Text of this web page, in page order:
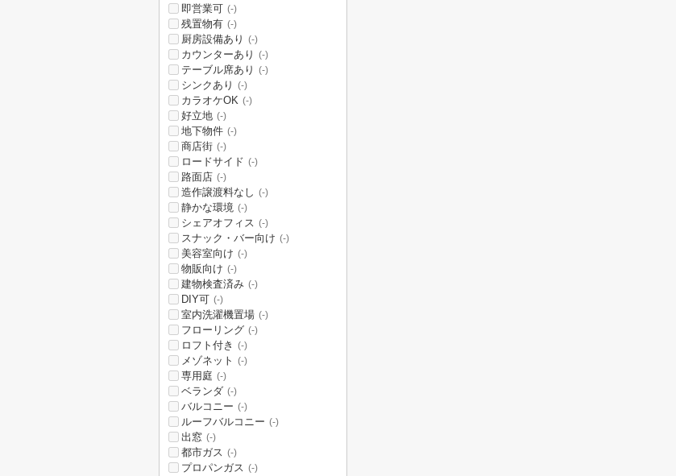
即営業可 (-)
残置物有 (-)
厨房設備あり (-)
カウンターあり (-)
テーブル席あり (-)
シンクあり (-)
カラオケOK (-)
好立地 (-)
地下物件 (-)
商店街 (-)
ロードサイド (-)
路面店 (-)
造作譲渡料なし (-)
静かな環境 (-)
シェアオフィス (-)
スナック・バー向け (-)
美容室向け (-)
物販向け (-)
建物検査済み (-)
DIY可 (-)
室内洗濯機置場 (-)
フローリング (-)
ロフト付き (-)
メゾネット (-)
専用庭 (-)
ベランダ (-)
バルコニー (-)
ルーフバルコニー (-)
出窓 (-)
都市ガス (-)
プロパンガス (-)